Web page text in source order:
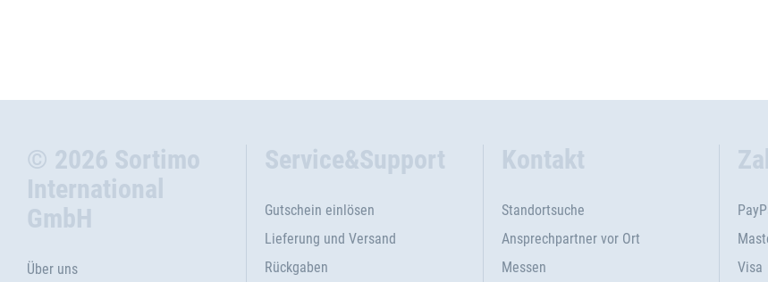
© 2026 Sortimo
International
GmbH
Über uns
Service&Support
Gutschein einlösen
Lieferung und Versand
Rückgaben
Kontakt
Standortsuche
Ansprechpartner vor Ort
Messen
Visa